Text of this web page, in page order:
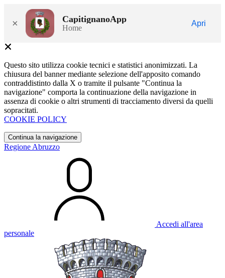
× CapitignanoApp
Home
Apri
Questo sito utilizza cookie tecnici e statistici anonimizzati. La
chiusura del banner mediante selezione dell'apposito comando
contraddistinto dalla X o tramite il pulsante "Continua la
navigazione" comporta la continuazione della navigazione in
assenza di cookie o altri strumenti di tracciamento diversi da quelli
sopracitati.
COOKIE POLICY
Continua la navigazione
Regione Abruzzo
Accedi all'area
personale